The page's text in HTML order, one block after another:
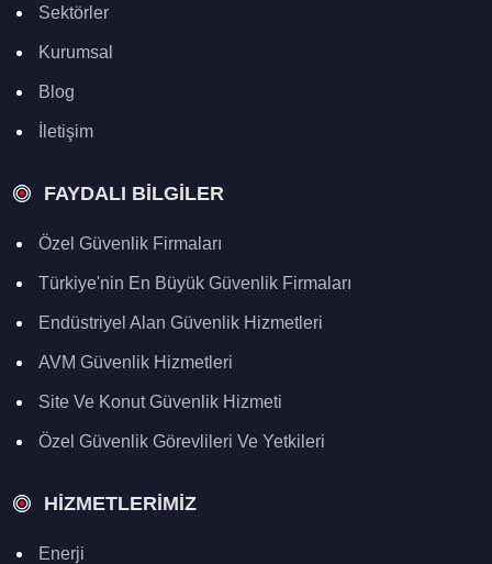
Sektörler
Kurumsal
Blog
İletişim
FAYDALI BILGILER
Özel Güvenlik Firmaları
Türkiye'nin En Büyük Güvenlik Firmaları
Endüstriyel Alan Güvenlik Hizmetleri
AVM Güvenlik Hizmetleri
Site Ve Konut Güvenlik Hizmeti
Özel Güvenlik Görevlileri Ve Yetkileri
HIZMETLERIMIZ
Enerji